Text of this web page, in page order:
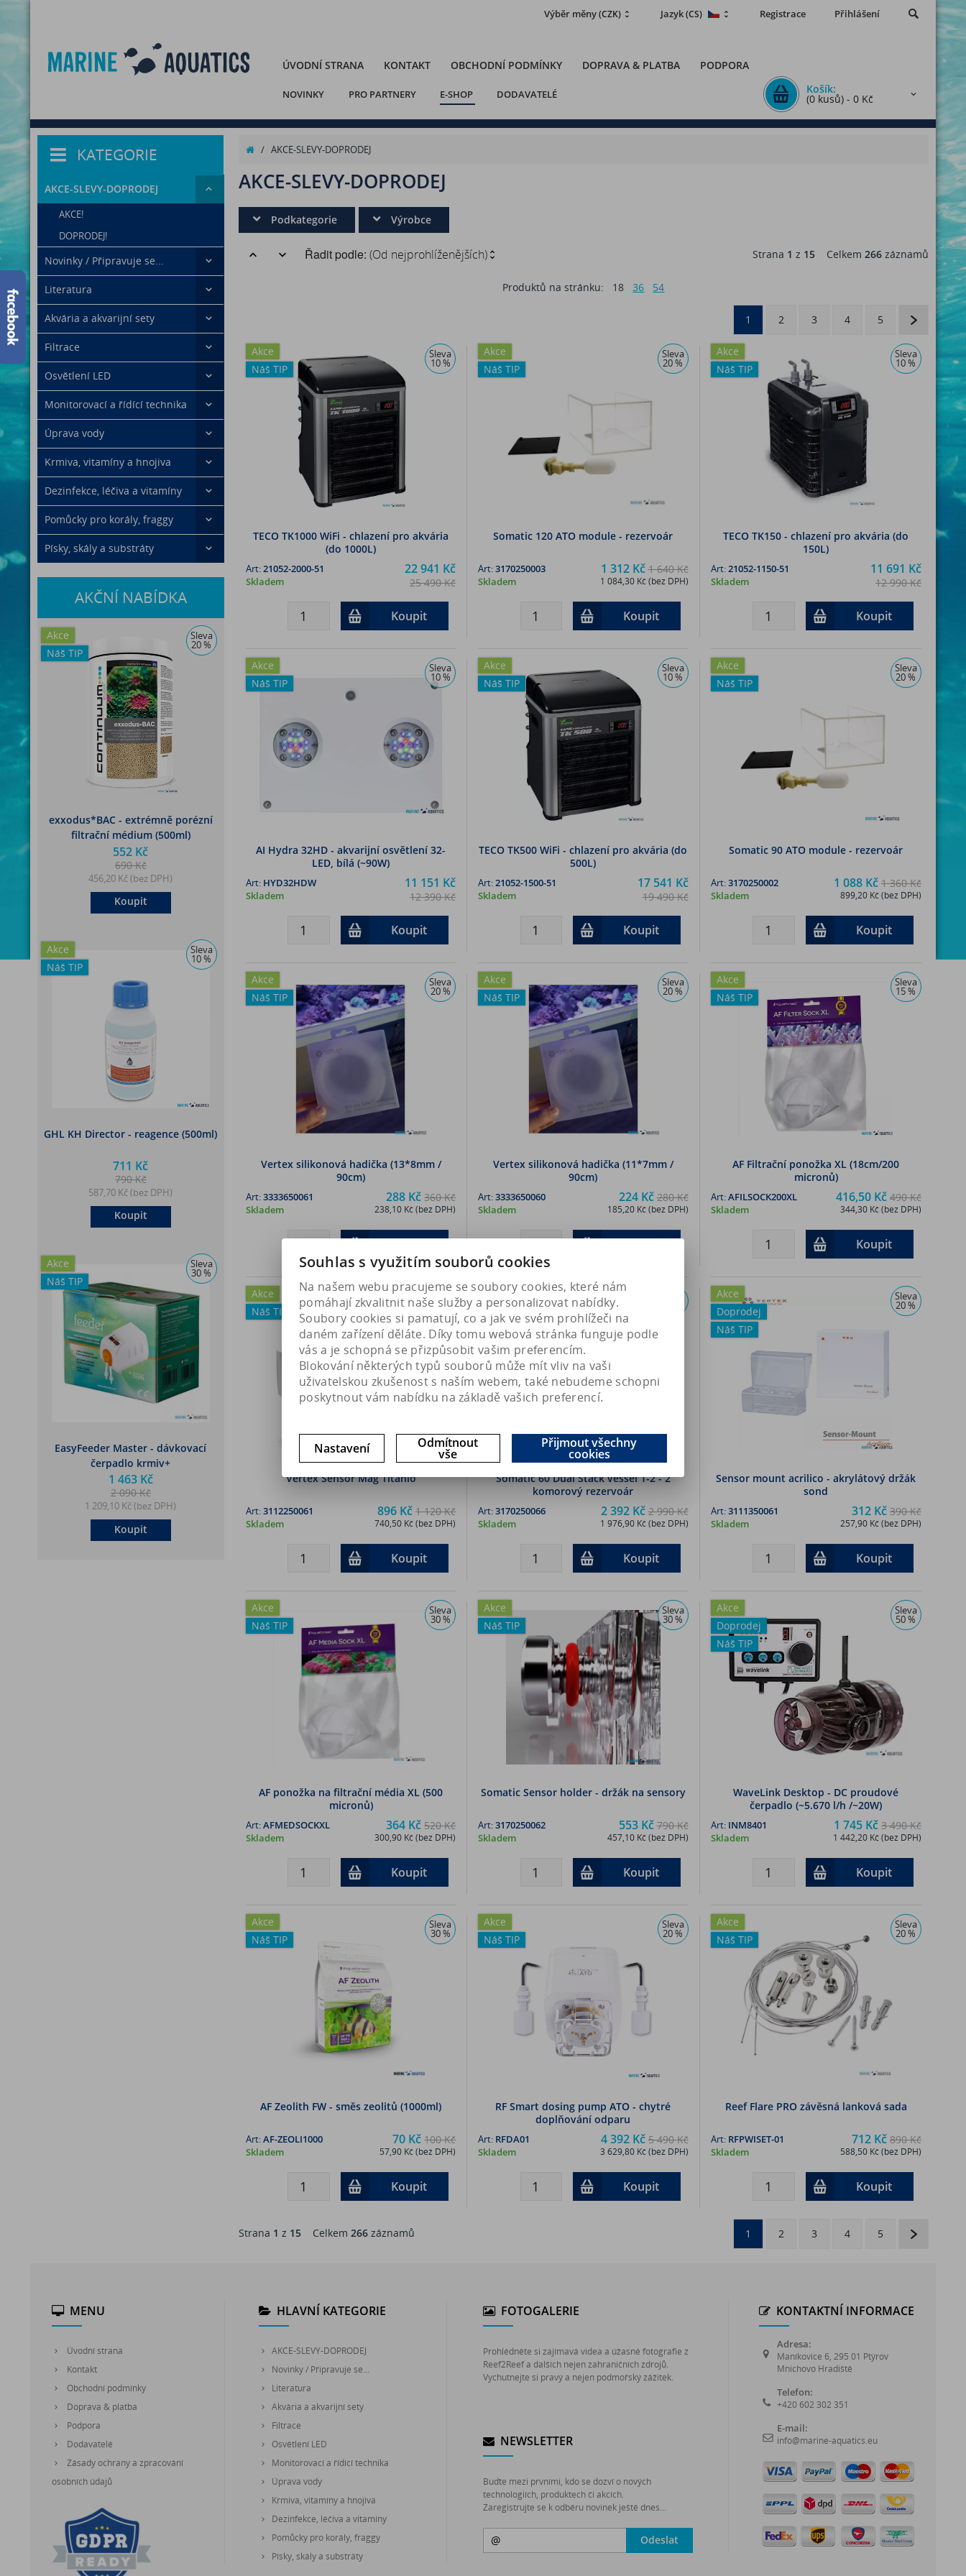
Registrace Přihlášení
Výběr měny(CZK) Jazyk(CS)
ÚVODNÍ STRANA KONTAKT OBCHODNÍ PODMÍNKY DOPRAVA & PLATBA PODPORA
NOVINKY PRO PARTNERY E-SHOP DODAVATELÉ Košík:
(0 kusů) - 0 Kč
KATEGORIE
AKCE-SLEVY-DOPRODEJ
AKCE!
DOPRODEJ!
Novinky / Připravuje se...
Literatura
Akvária a akvarijní sety
Filtrace
Osvětlení LED
Monitorovací a řídící technika
Úprava vody
Krmiva, vitamíny a hnojiva
Dezinfekce, léčiva a vitamíny
Pomůcky pro korály, fraggy
Písky, skály a substráty
AKČNÍ NABÍDKA
Sleva
20 %
Akce
Náš TIP
exxodus*BAC - extrémně porézní
filtrační médium (500ml)
552 Kč
690 Kč
456,20 Kč (bez DPH)
Koupit
Sleva
10 %
Akce
Náš TIP
GHL KH Director - reagence (500ml)
711 Kč
790 Kč
587,70 Kč (bez DPH)
Koupit
Sleva
30 %
Akce
Náš TIP
EasyFeeder Master - dávkovací
čerpadlo krmiv+
1 463 Kč
2 090 Kč
1 209,10 Kč (bez DPH)
Koupit
/ AKCE-SLEVY-DOPRODEJ
AKCE-SLEVY-DOPRODEJ
Podkategorie Výrobce
Řadit podle: (Od nejprohlíženějších) Strana 1 z 15Celkem 266záznamů
Produktů na stránku: 18 36 54
1 2 3 4 5
Akce
Náš TIP
Sleva
10 %
TECO TK1000 WiFi - chlazení pro akvária
(do 1000L)
22 941 Kč
25 490 Kč
Art:21052-2000-51
Skladem
Koupit
Akce
Náš TIP
Sleva
20 %
Somatic 120 ATO module - rezervoár
1 312 Kč 1 640 Kč
1 084,30 Kč (bez DPH)
Art:3170250003
Skladem
Koupit
Akce
Náš TIP
Sleva
10 %
TECO TK150 - chlazení pro akvária (do
150L)
11 691 Kč
12 990 Kč
Art:21052-1150-51
Skladem
Koupit
Akce
Náš TIP
Sleva
10 %
AI Hydra 32HD - akvarijní osvětlení 32-
LED, bílá (~90W)
11 151 Kč
12 390 Kč
Art: HYD32HDW
Skladem
Koupit
Akce
Náš TIP
Sleva
10 %
TECO TK500 WiFi - chlazení pro akvária (do
500L)
17 541 Kč
19 490 Kč
Art:21052-1500-51
Skladem
Koupit
Akce
Náš TIP
Sleva
20 %
Somatic 90 ATO module - rezervoár
1 088 Kč 1 360 Kč
899,20 Kč (bez DPH)
Art:3170250002
Skladem
Koupit
Akce
Náš TIP
Sleva
20 %
Vertex silikonová hadička (13*8mm /
90cm)
288 Kč 360 Kč
238,10 Kč (bez DPH)
Art:3333650061
Skladem
Akce
Náš TIP
Sleva
20 %
Vertex silikonová hadička (11*7mm /
90cm)
224 Kč 280 Kč
185,20 Kč (bez DPH)
Art:3333650060
Skladem
Akce
Náš TIP
Sleva
15 %
AF Filtrační ponožka XL (18cm/200
micronů)
416,50 Kč 490 Kč
344,30 Kč (bez DPH)
Art:AFILSOCK200XL
Skladem
Koupit
Akce
Náš TIP
Sleva
20 %
Vertex Sensor Mag Titanio
896 Kč 1 120 Kč
740,50 Kč (bez DPH)
Art:3112250061
Skladem
Koupit
Akce
Náš TIP
Somatic 60 Dual Stack vessel 1-2 - 2
komorový rezervoár
2 392 Kč 2 990 Kč
1 976,90 Kč (bez DPH)
Art:3170250066
Skladem
Koupit
Akce
Doprodej
Náš TIP
Sleva
20 %
Sensor mount acrilico - akrylátový držák
sond
312 Kč 390 Kč
257,90 Kč (bez DPH)
Art:3111350061
Skladem
Koupit
Akce
Náš TIP
Sleva
30 %
AF ponožka na filtrační média XL (500
micronů)
364 Kč 520 Kč
300,90 Kč (bez DPH)
Art:AFMEDSOCKXL
Skladem
Koupit
Akce
Náš TIP
Sleva
30 %
Somatic Sensor holder - držák na sensory
553 Kč 790 Kč
457,10 Kč (bez DPH)
Art:3170250062
Skladem
Koupit
Akce
Doprodej
Náš TIP
Sleva
50 %
WaveLink Desktop - DC proudové
čerpadlo (~5.670 l/h /~20W)
1 745 Kč 3 490 Kč
1 442,20 Kč (bez DPH)
Art: INM8401
Skladem
Koupit
Akce
Náš TIP
Sleva
30 %
AF Zeolith FW - směs zeolitů (1000ml)
70 Kč 100 Kč
57,90 Kč (bez DPH)
Art:AF-ZEOLI1000
Skladem
Koupit
Akce
Náš TIP
Sleva
20 %
RF Smart dosing pump ATO - chytré
doplňování odparu
4 392 Kč 5 490 Kč
3 629,80 Kč (bez DPH)
Art: RFDA01
Skladem
Koupit
Akce
Náš TIP
Sleva
20 %
Reef Flare PRO závěsná lanková sada
712 Kč 890 Kč
588,50 Kč (bez DPH)
Art: RFPWISET-01
Skladem
Koupit
Strana 1 z 15Celkem 266záznamů 1 2 3 4 5
MENU
Úvodní strana
Kontakt
Obchodní podmínky
Doprava & platba
Podpora
Dodavatelé
Zásady ochrany a zpracování
osobních údajů
HLAVNÍ KATEGORIE
AKCE-SLEVY-DOPRODEJ
Novinky / Připravuje se...
Literatura
Akvária a akvarijní sety
Filtrace
Osvětlení LED
Monitorovací a řídící technika
Úprava vody
Krmiva, vitamíny a hnojiva
Dezinfekce, léčiva a vitamíny
Pomůcky pro korály, fraggy
Písky, skály a substráty
FOTOGALERIE
Prohlédněte si zajímavá videa a úžasné fotografie z
Reef2Reef a dalších nejen zahraničních zdrojů.
Vychutnejte si pravý a nejen podmořský zážitek.
NEWSLETTER
Buďte mezi prvními, kdo se dozví o nových
technologiích, produktech či akcích.
Zaregistrujte se k odběru novinek ještě dnes...
Odeslat
KONTAKTNÍ INFORMACE
Adresa:
Maníkovice 6, 295 01 Ptýrov
Mnichovo Hradiště
Telefon:
+420 602 302 351
E-mail:
info@marine-aquatics.eu
Souhlas s využitím souborů cookies
Na našem webu pracujeme se soubory cookies, které nám
pomáhají zkvalitnit naše služby a personalizovat nabídky.
Soubory cookies si pamatují, co a jak ve svém prohlížeči na
daném zařízení děláte. Díky tomu webová stránka funguje podle
vás a je schopná se přizpůsobit vašim preferencím.
Blokování některých typů souborů může mít vliv na vaši
uživatelskou zkušenost s naším webem, také nebudeme schopni
poskytnout vám nabídku na základě vašich preferencí.
Nastavení Odmítnout
vše
Přijmout všechny
cookies